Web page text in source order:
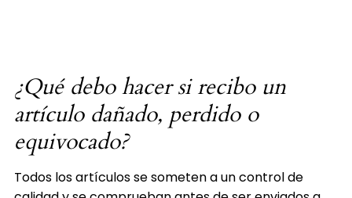
¿Qué debo hacer si recibo un
artículo dañado, perdido o
equivocado?
Todos los artículos se someten a un control de